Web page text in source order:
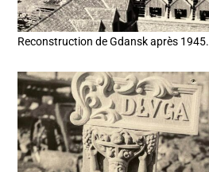
Reconstruction de Gdansk après 1945.